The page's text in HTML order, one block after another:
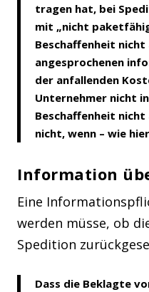
tragen hat, bei
mit „nicht
Beschaffenheit
angesprochenen
der anfallenden
Unternehmer nicht
Beschaffenheit
nicht, wenn – wie
Information
Eine
werden müsse, ob
Spedition
Dass die Beklagte